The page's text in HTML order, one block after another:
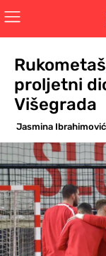
proljetni
Višegrada
Jasmina Ibrahimović